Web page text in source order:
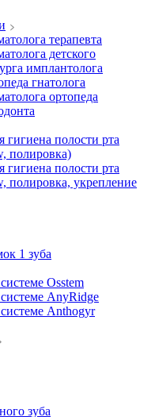
терапевта
детского
имплантолога
гнатолога
ортопеда
гигиена полости рта
полировка)
гигиена полости рта
полировка, укрепление
1 зуба
Osstem
AnyRidge
Anthogyr
зуба